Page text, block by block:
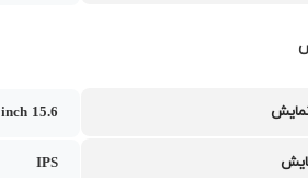
15.6 inch
IPS